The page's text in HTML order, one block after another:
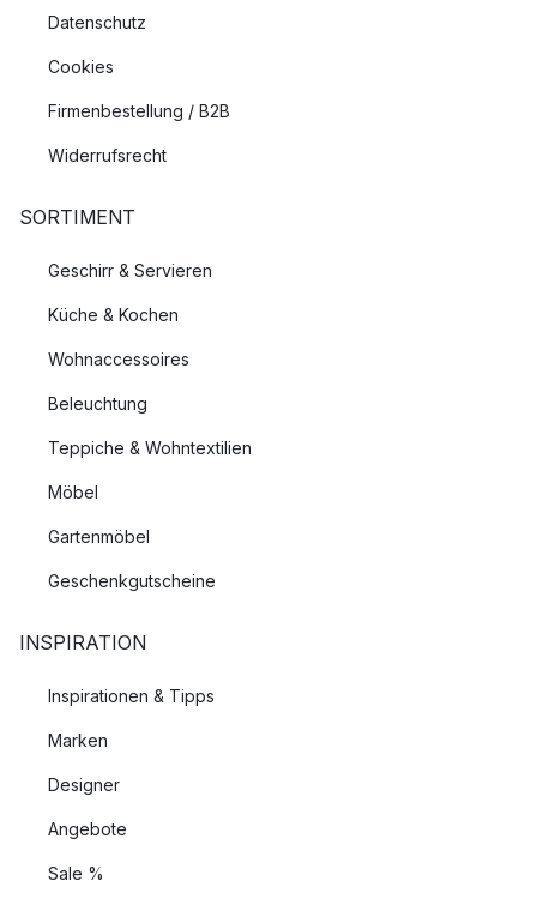
Datenschutz
Cookies
Firmenbestellung / B2B
Widerrufsrecht
SORTIMENT
Geschirr & Servieren
Küche & Kochen
Wohnaccessoires
Beleuchtung
Teppiche & Wohntextilien
Möbel
Gartenmöbel
Geschenkgutscheine
INSPIRATION
Inspirationen & Tipps
Marken
Designer
Angebote
Sale %